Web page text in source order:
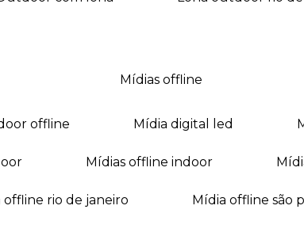
mídias offline
offline mídia digital led
mídias offline indoor
offline rio de janeiro mídia offline são